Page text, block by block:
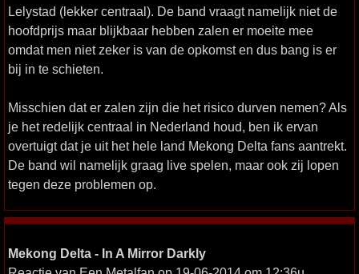
Lelystad (lekker centraal). De band vraagt namelijk niet de
hoofdprijs maar blijkbaar hebben zalen er moeite mee
omdat men niet zeker is van de opkomst en dus bang is er
bij in te schieten.
Misschien dat er zalen zijn die het risico durven nemen? Als
je het redelijk centraal in Nederland houd, ben ik ervan
overtuigt dat je uit het hele land Mekong Delta fans aantrekt.
De band wil namelijk graag live spelen, maar ook zij lopen
tegen deze problemen op.
Mekong Delta - In A Mirror Darkly